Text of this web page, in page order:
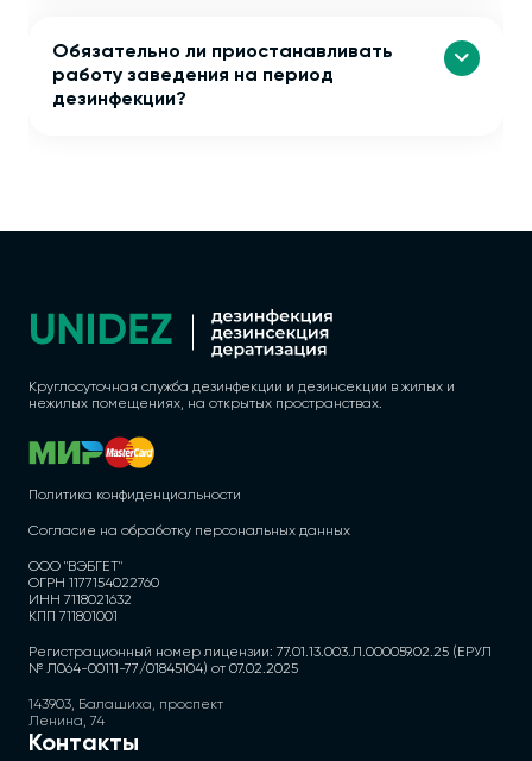
Обязательно ли приостанавливать
работу заведения на период
дезинфекции?
Круглосуточная служба дезинфекции и дезинсекции в жилых и
нежилых помещениях, на открытых пространствах.
Политика конфиденциальности
Согласие на обработку персональных данных
ООО "ВЭБГЕТ"
ОГРН 1177154022760
ИНН 7118021632
КПП 711801001
Регистрационный номер лицензии: 77.01.13.003.Л.000059.02.25 (ЕРУЛ
№ Л064-00111-77/01845104) от 07.02.2025
143903, Балашиха, проспект
Ленина, 74
Контакты